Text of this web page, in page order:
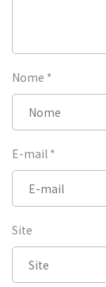
Nome *
E-mail *
Site